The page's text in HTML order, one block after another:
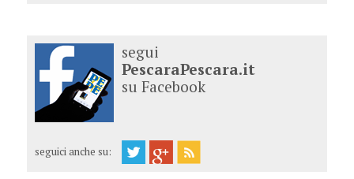
segui
PescaraPescara.it
su Facebook
seguici anche su: